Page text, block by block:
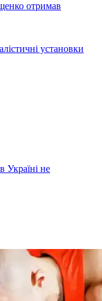
отримав
установки
Україні не